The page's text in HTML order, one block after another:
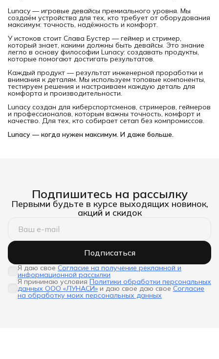
Lunacy — игровые девайсы премиального уровня. Мы
создаём устройства для тех, кто требует от оборудования
максимум: точность, надёжность и комфорт.
У истоков стоит Слава Бустер — геймер и стример,
который знает, какими должны быть девайсы. Это знание
легло в основу философии Lunacy: создавать продукты,
которые помогают достигать результатов.
Каждый продукт — результат инженерной проработки и
внимания к деталям. Мы используем топовые компоненты,
тестируем решения и настраиваем каждую деталь для
комфорта и производительности.
Lunacy создан для киберспортсменов, стримеров, геймеров
и профессионалов, которым важны точность, комфорт и
качество. Для тех, кто собирает сетап без компромиссов.
Lunacy — когда нужен максимум. И даже больше.
Подпишитесь на рассылку
Первыми будьте в курсе выходящих новинок,
акций и скидок
Подписаться
Я даю свое Согласие на получение рекламной и
информационной рассылки
Я принимаю условия Политики обработки персональных
данных ООО «ЛУНАСИ» и даю свое даю свое Согласие
на обработку моих персональных данных